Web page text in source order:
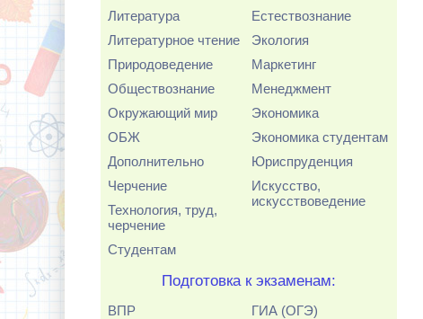
Литература
Литературное чтение
Природоведение
Обществознание
Окружающий мир
ОБЖ
Дополнительно
Черчение
Технология, труд,
черчение
Студентам
Естествознание
Экология
Маркетинг
Менеджмент
Экономика
Экономика студентам
Юриспруденция
Искусство,
искусствоведение
Подготовка к экзаменам:
ВПР
ГИА (ОГЭ)